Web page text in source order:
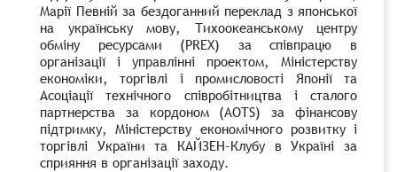
Марії Певній за бездоганний переклад з японської
на українську мову, Тихоокеанському центру
обміну ресурсами (PREX) за співпрацю в
організації і управлінні проектом, Міністерству
економіки, торгівлі і промисловості Японії та
Асоціації технічного співробітництва і сталого
партнерства за кордоном (AOTS) за фінансову
підтримку, Міністерству економічного розвитку і
торгівлі України та КАЙЗЕН-Клубу в Україні за
сприяння в організації заходу.